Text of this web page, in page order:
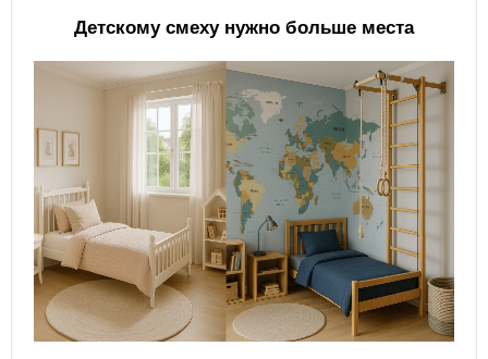
Детскому смеху нужно больше места